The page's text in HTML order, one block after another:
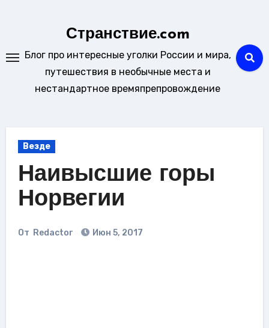
Странствие.com
Блог про интересные уголки России и мира,
путешествия в необычные места и
нестандартное времяпрепровождение
Везде
Наивысшие горы
Норвегии
От Redactor Июн 5, 2017